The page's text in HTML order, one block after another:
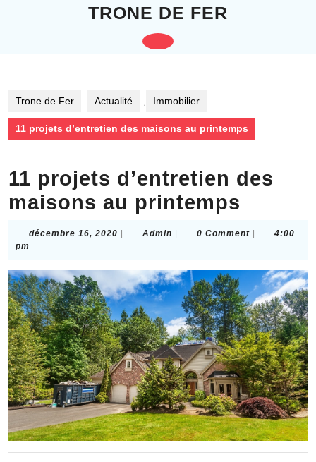
TRONE DE FER
Open
Trone de Fer Actualité Immobilier
11 projets d’entretien des maisons au printemps
11 projets d’entretien des
maisons au printemps
décembre 16, 2020 décembre
Admin Admin0 Comment
4:00
pm